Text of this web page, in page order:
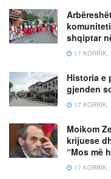
shqiptar
17 KORRIK,
Historia e
gjenden
17 KORRIK,
Moikom
krijuese
“Mos më
17 KORRIK,